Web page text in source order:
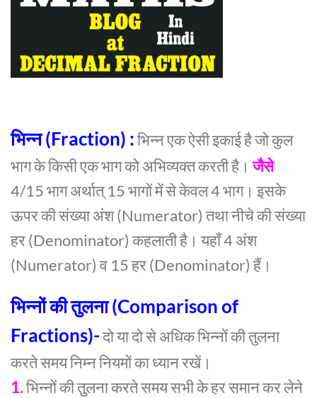
भिन्न (Fraction) :भिन्न एक ऐसी इकाई है जो कुल
भाग के किसी एक भाग को अभिव्यक्त करती है।जैसे
4/15 भाग अर्थात् 15 भागों में से केवल 4 भाग। इसके
ऊपर की संख्या अंश (Numerator) तथा नीचे की संख्या
हर (Denominator) कहलाती है। यहाँ 4 अंश
(Numerator) व 15 हर (Denominator) हैं।
भिन्नों की तुलना (Comparison of
Fractions)-दो या दो से अधिक भिन्नों की तुलना
करते समय निम्न नियमों का ध्यान रखें।
1.भिन्नों की तुुलना करते समय सभी के हर समान कर लेने